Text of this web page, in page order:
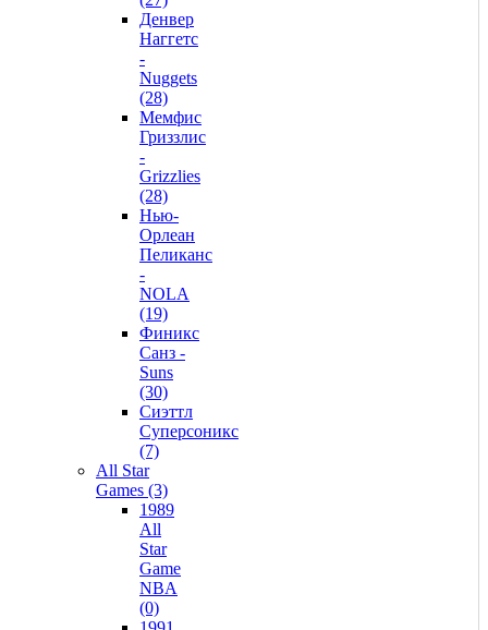
Денвер
Наггетс
-
Nuggets
(28)
Мемфис
Гриззлис
-
Grizzlies
(28)
Нью-
Орлеан
Пеликанс
-
NOLA
(19)
Финикс
Санз -
Suns
(30)
Сиэттл
Суперсоникс
(7)
All Star
Games (3)
1989
All
Star
Game
NBA
(0)